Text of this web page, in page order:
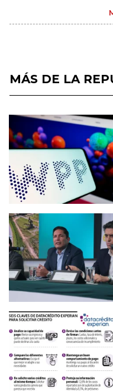
MÁS DE LA